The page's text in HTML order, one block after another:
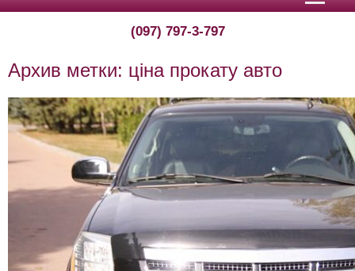
Про limo-lux
Ціни
Відгуки
Статті
(097) 797-3-797
Архив метки: ціна прокату авто